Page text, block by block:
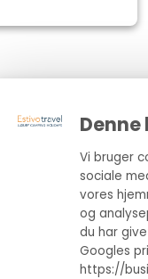
Vi bruger
sociale
vores
og
du har
Googles
https://